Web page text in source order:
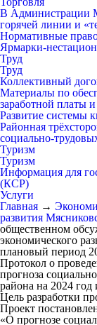
В Администрации
горячей линии и
Нормативные
Ярмарки-
Труд
Труд
Коллективный
Материалы по
заработной платы
Развитие системы
Районная
социально-
Туризм
Туризм
Информация для
(КСР)
Услуги
Главная →
развития
общественном
экономического
плановый период
Протокол о
прогноза
района на 2024
Цель разработки
Проект
«О прогнозе